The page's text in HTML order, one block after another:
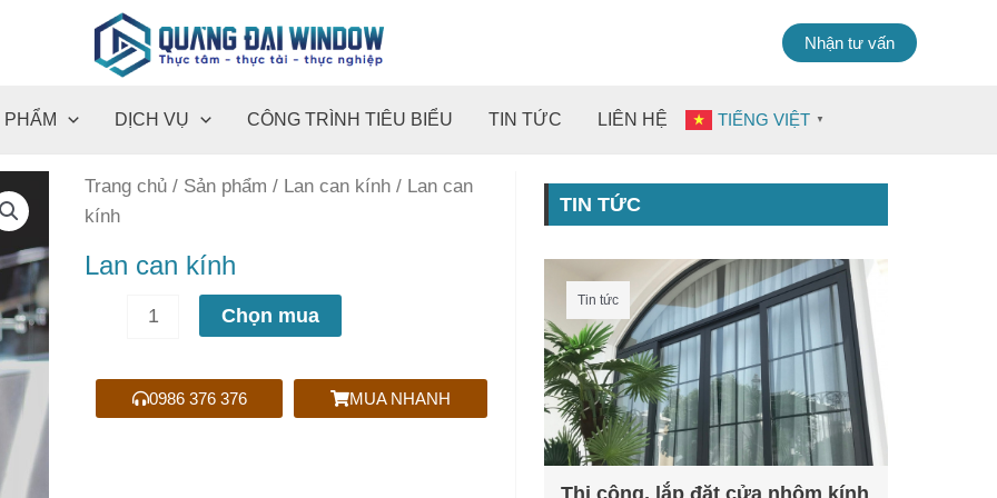
Nhận tư vấn
PHẨM DỊCH VỤ CÔNG TRÌNH TIÊU BIỂU TIN TỨC LIÊN HỆ TIẾNG VIỆT ▼
Trang chủ/ Sản phẩm / Lan can kính/ Lan can
kính
Lan can kính
Lan
can
số
Chọn mua
0986 376 376 MUA NHANH
TIN TỨC
Tin tức
Thi công, lắp đặt cửa nhôm kính